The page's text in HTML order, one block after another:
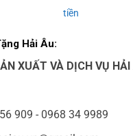
tiền
Hải Âu:
XUẤT VÀ DỊCH VỤ HẢI
909 - 0968 34 9989